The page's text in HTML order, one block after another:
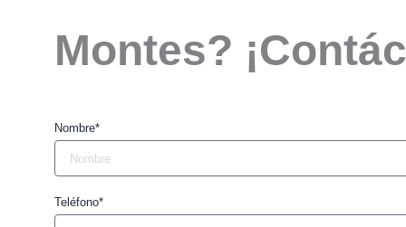
Montes?
Nombre*
Teléfono*